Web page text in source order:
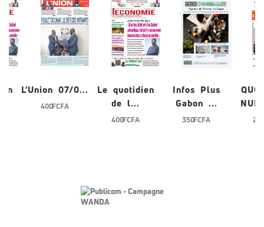
L'Union 07/0...
400 FCFA
Le quotidien
de l...
400 FCFA
Infos Plus
Gabon ...
350 FCFA